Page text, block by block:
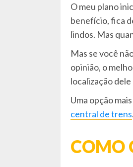
O meu plano
benefício, fica
lindos. Mas
Mas se você
opinião, o
localização
Uma opção
central de trens
COMO